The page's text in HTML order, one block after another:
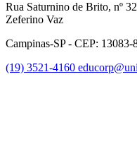
Rua Saturnino de Brito, nº
Zeferino Vaz
Campinas-SP - CEP: 13083-
(19) 3521-4160